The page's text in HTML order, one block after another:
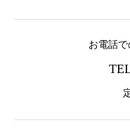
お電話